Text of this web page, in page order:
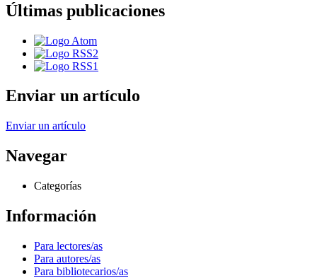
Últimas publicaciones
Enviar un artículo
Enviar un artículo
Navegar
Categorías
Información
Para lectores/as
Para autores/as
Para bibliotecarios/as